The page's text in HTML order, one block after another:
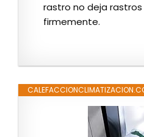
rastro no deja
firmemente.